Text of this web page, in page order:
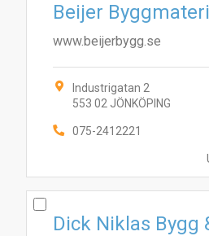
Beijer
www.beijerbygg.se
Industrigatan 2
553 02 JÖNKÖPING
075-2412221
Dick Niklas Bygg